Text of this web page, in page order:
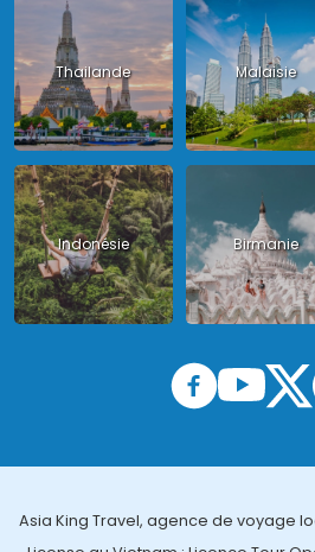
Thailande Malaisie
Indonésie Birmanie
Asia King Travel, agence de voyage